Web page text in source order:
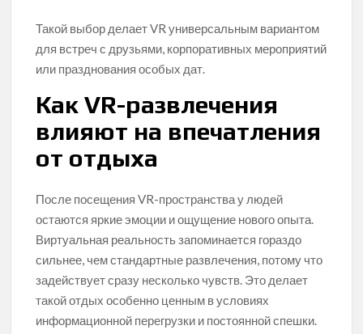
Такой выбор делает VR универсальным вариантом
для встреч с друзьями, корпоративных мероприятий
или празднования особых дат.
Как VR-развлечения
влияют на впечатления
от отдыха
После посещения VR-пространства у людей
остаются яркие эмоции и ощущение нового опыта.
Виртуальная реальность запоминается гораздо
сильнее, чем стандартные развлечения, потому что
задействует сразу несколько чувств. Это делает
такой отдых особенно ценным в условиях
информационной перегрузки и постоянной спешки.